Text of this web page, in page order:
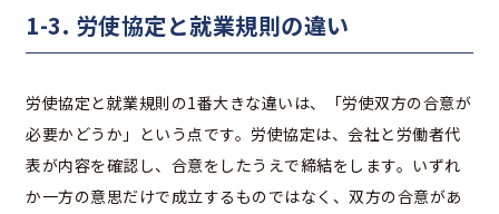
1-3. 労使協定と就業規則の違い
労使協定と就業規則の1番大きな違いは、「労使双方の合意が
必要かどうか」という点です。労使協定は、会社と労働者代
表が内容を確認し、合意をしたうえで締結をします。いずれ
か一方の意思だけで成立するものではなく、双方の合意があ